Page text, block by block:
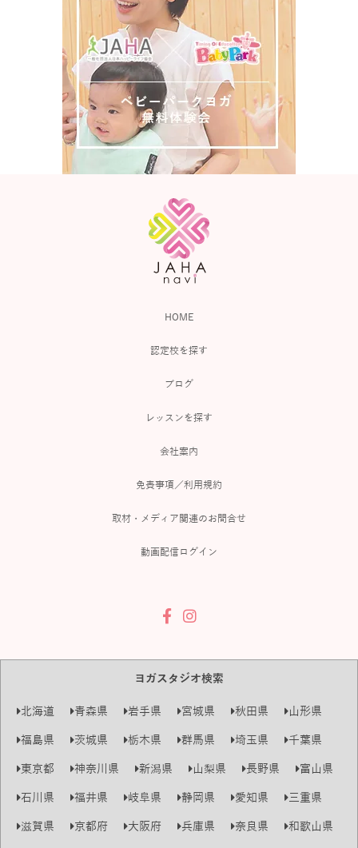
HOME
認定校を探す
ブログ
レッスンを探す
会社案内
免責事項／利用規約
取材・メディア関連のお問合せ
動画配信ログイン
ヨガスタジオ検索
北海道 青森県 岩手県 宮城県 秋田県
山形県
福島県
茨城県 栃木県 群馬県 埼玉県
千葉県
東京都
神奈川県 新潟県 山梨県 長野県
富山県
石川県
福井県 岐阜県 静岡県 愛知県
三重県
滋賀県
京都府 大阪府 兵庫県 奈良県
和歌山県